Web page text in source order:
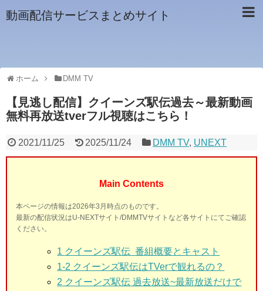
動画配信サービスまとめサイト
ホーム DMM TV
【見逃し配信】クイーンズ駅伝過去～最新動画
無料再放送tverフル視聴はこちら！
2021/11/25 2025/11/24 DMM TV, UNEXT
Main Contents
本ページの情報は2026年3月時点のものです。
最新の配信状況はU-NEXTサイト/DMMTVサイトなど各サイトにてご確認
ください。
1 クイーンズ駅伝 番組概要とキャスト
1-2 クイーンズ駅伝はTVerで観れるの？
2 クイーンズ駅伝 過去放送~最新放送だけで